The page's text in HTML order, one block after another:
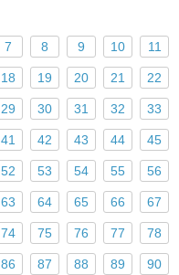
7 8 9 10 11
18 19 20 21 22
29 30 31 32 33
41 42 43 44 45
52 53 54 55 56
63 64 65 66 67
74 75 76 77 78
86 87 88 89 90